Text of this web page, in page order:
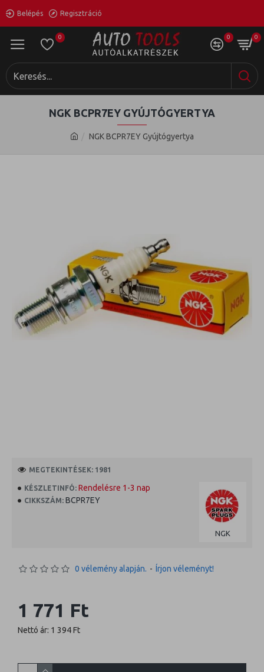
Belépés Regisztráció
0 0 0
NGK BCPR7EY Gyújtógyertya
NGK BCPR7EY GYÚJTÓGYERTYA
KÉSZLETINFÓ: Rendelésre 1-3 nap
CIKKSZÁM: BCPR7EY
NGK
MEGTEKINTÉSEK: 1981
0 vélemény alapján. - Írjon véleményt!
1 771 Ft
Nettó ár: 1 394 Ft